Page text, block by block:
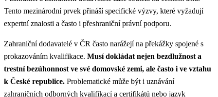
Tento mezinárodní prvek přináší specifické výzvy, které vyžadují
expertní znalosti a často i přeshraniční právní podporu.
Zahraniční dodavatelé v ČR často narážejí na překážky spojené s
prokazováním kvalifikace. Musí dokládat nejen bezdlužnost a
trestní bezúhonnost ve své domovské zemi, ale často i ve vztahu
k České republice. Problematické může být i uznávání
zahraničních odborných kvalifikací a certifikátů nebo jazyk